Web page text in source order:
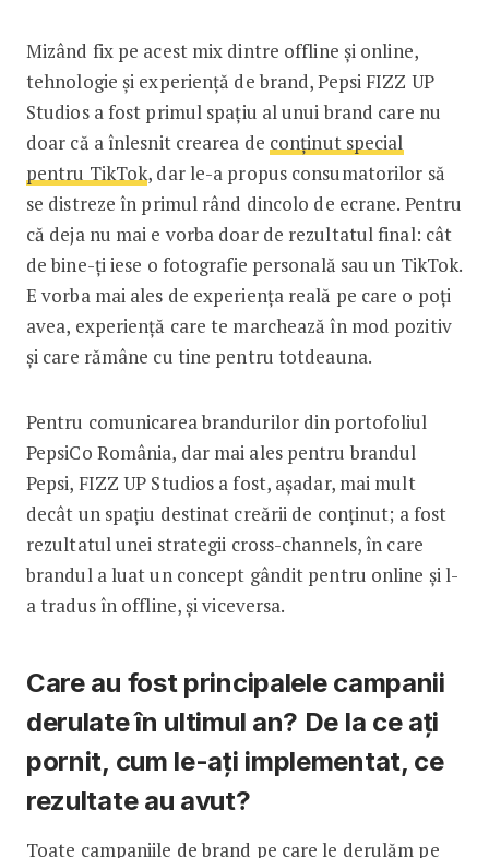
Mizând fix pe acest mix dintre offline și online,
tehnologie și experiență de brand, Pepsi FIZZ UP
Studios a fost primul spațiu al unui brand care nu
doar că a înlesnit crearea de conținut special
pentru TikTok, dar le-a propus consumatorilor să
se distreze în primul rând dincolo de ecrane. ­Pentru
că deja nu mai e vorba doar de rezultatul final: cât
de bine-ți iese o fotografie personală sau un TikTok.
E vorba mai ales de experiența reală pe care o poți
avea, experiență care te marchează în mod pozitiv
și care rămâne cu tine pentru totdeauna.
Pentru comunicarea brandurilor din portofoliul
PepsiCo România, dar mai ales pentru brandul
Pepsi, FIZZ UP Studios a fost, așadar, mai mult
decât un spațiu destinat creării de conținut; a fost
rezultatul unei strategii cross-channels, în care
brandul a luat un concept gândit pentru online și l-
a tradus în offline, și viceversa.
Care au fost principalele campanii
derulate în ultimul an? De la ce ați
pornit, cum le-ați implementat, ce
rezultate au avut?
Toate campaniile de brand pe care le derulăm pe